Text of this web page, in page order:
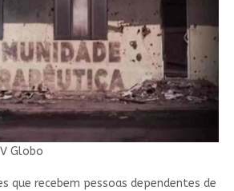
Globo
que recebem pessoas dependentes de